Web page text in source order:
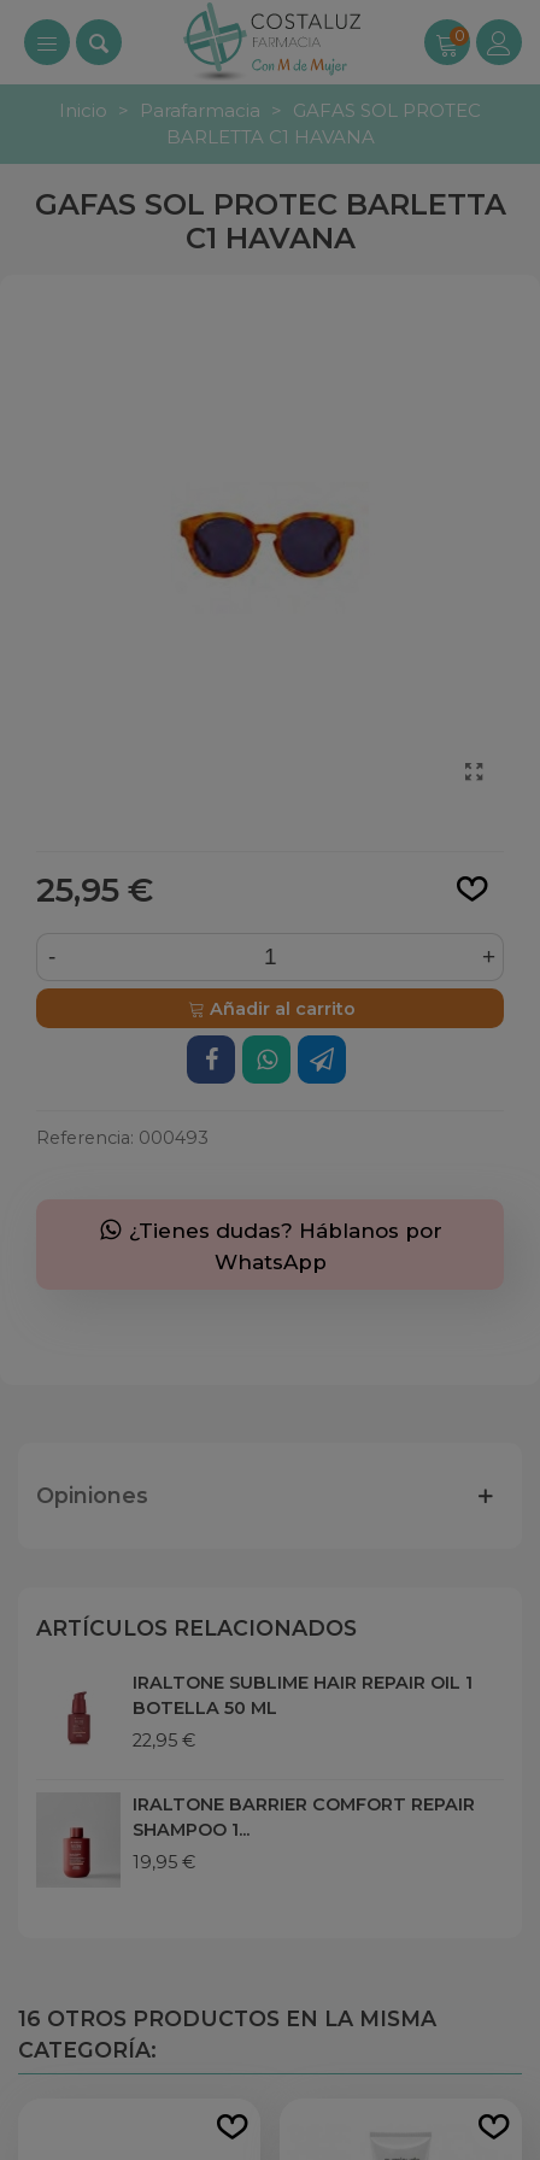
0
Inicio > Parafarmacia >
GAFAS SOL PROTEC
BARLETTA C1 HAVANA
GAFAS SOL PROTEC BARLETTA
C1 HAVANA
25,95 €
- +
Añadir al carrito
Referencia: 000493
¿Tienes dudas? Háblanos por
WhatsApp
Opiniones
ARTÍCULOS RELACIONADOS
IRALTONE SUBLIME HAIR REPAIR OIL 1
BOTELLA 50 ML
22,95 €
IRALTONE BARRIER COMFORT REPAIR
SHAMPOO 1...
19,95 €
16 OTROS PRODUCTOS EN LA MISMA
CATEGORÍA: